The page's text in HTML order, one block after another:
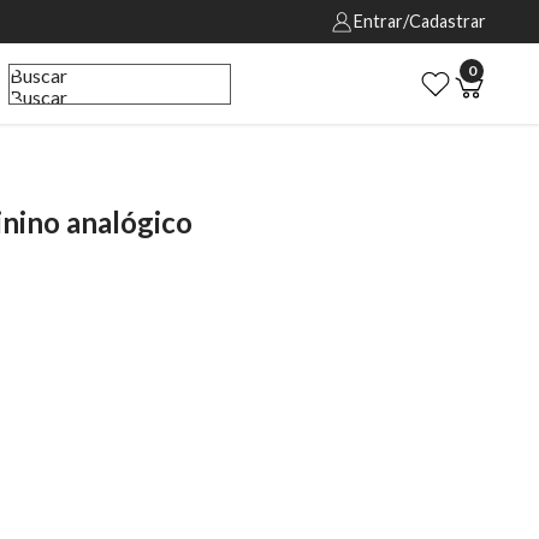
Entrar/Cadastrar
Buscar
Buscar
0
analógico